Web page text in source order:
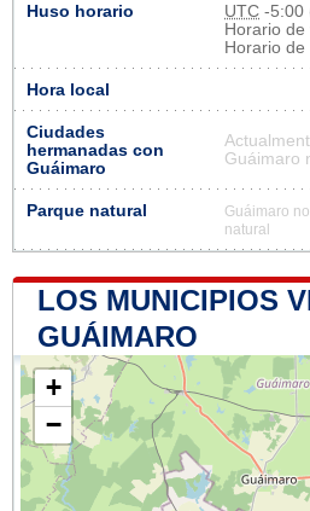
Huso horario UTC -5:00
Horario
Horario
Hora local
Ciudades
hermanadas con
Guáimaro
Guáimaro
Parque natural
Guáimaro
natural
LOS MUNICIPIOS
GUÁIMARO
+
−